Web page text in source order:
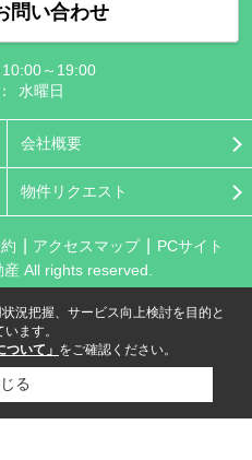
問い合わせ
10:00～19:00
水曜日
会社概要
物件リクエスト
アクセスマップ
PCサイト
All rights reserved.
況把握、サービス向上検討を目的と
ます。
ついて」 をご確認ください。
る